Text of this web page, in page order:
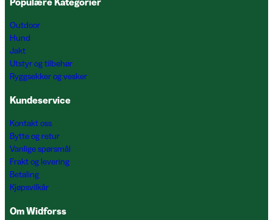
Outdoor
Hund
Jakt
Utstyr og tilbehør
Ryggsekker og vesker
Kundeservice
Kontakt oss
Bytte og retur
Vanlige spørsmål
Frakt og levering
Betaling
Kjøpsvilkår
Om Widforss